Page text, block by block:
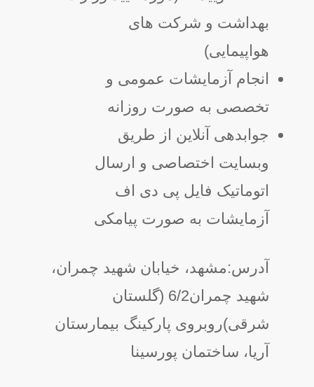
بهداشت و شرکت های
هواپیمایی)
انجام آزمایشات عمومی و
تخصصی به صورت روزانه
جوابدهی آنلاین از طریق
وبسایت اختصاصی و ارسال
اتوماتیک فایل پی دی اف
آزمایشات به صورت پیامکی
آدرس:مشهد، خیابان شهید چمران،
شهید چمران6/2 (گلستان
شرقی)روبروی پارکینگ بیمارستان
آریا، ساختمان پورسینا